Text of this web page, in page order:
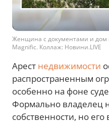
Женщина с документами и дом
Magnific. Коллаж: Новини.LIVE
Арест недвижимости
распространенным
особенно на фоне
Формально владелец
собственности, но